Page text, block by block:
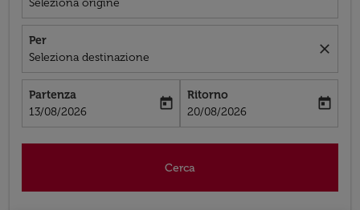
Seleziona origine
Per
Seleziona destinazione
close
Partenza
fc-booking-departure-date-aria-label
13/08/2026
today
Ritorno
fc-booking-return-date-aria-label
20/08/2026
today
Cerca